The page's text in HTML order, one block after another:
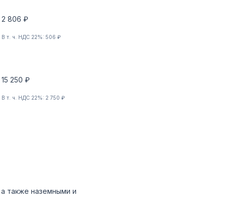
2 806 ₽
В т. ч. НДС 22%: 506 ₽
15 250 ₽
В т. ч. НДС 22%: 2 750 ₽
также наземными и